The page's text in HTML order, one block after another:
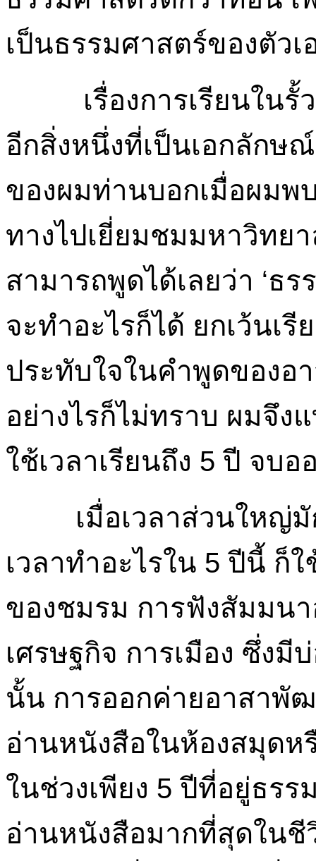
เป็นธรรมศาสตร์ของตัวเ
เรื่องการเรียนใน
อีกสิ่งหนึ่งที่เป็นเอกลักษ
ของผมท่านบอกเมื่อผมพ
ทางไปเยี่ยมชมมหาวิทย
สามารถพูดได้เลยว่า ‘ธ
จะทำอะไรก็ได้ ยกเว้นเรี
ประทับใจในคำพูดของอ
อย่างไรก็ไม่ทราบ ผมจึง
ใช้เวลาเรียนถึง 5 ปี จบอ
เมื่อเวลาส่วนใหญ่
เวลาทำอะไรใน 5 ปีนี้ ก็
ของชมรม การฟังสัมมน
เศรษฐกิจ การเมือง ซึ่ง
นั้น การออกค่ายอาสาพั
อ่านหนังสือในห้องสมุดห
ในช่วงเพียง 5 ปีที่อยู่ธร
อ่านหนังสือมากที่สุดใน